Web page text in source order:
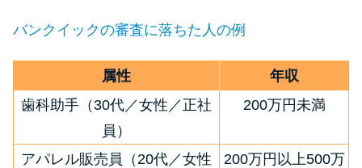
ブラックでもお金を借りるに
は？3つの判断基準と工面法
アコムはブラックでも審査に通
る？ 自分がブラックか確かめる
方法
バンクイックの審査に落ちた人の例
属性
年収
歯科助手（30代／女性／正社
員）
200万円未満
アパレル販売員（20代／女性
200万円以上500万